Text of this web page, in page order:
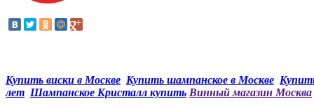
Купить виски в Москве Купить шампанское в Москве
лет Шампанское Кристалл купить Винный магазин Москва